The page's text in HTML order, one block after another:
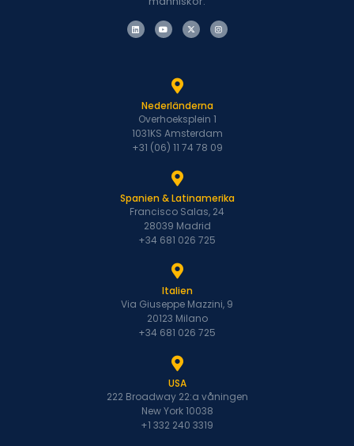
Nederländerna
Overhoeksplein 1
1031KS Amsterdam
+31 (06) 11 74 78 09
Spanien & Latinamerika
Francisco Salas, 24
28039 Madrid
+34 681 026 725
Italien
Via Giuseppe Mazzini, 9
20123 Milano
+34 681 026 725
USA
222 Broadway 22:a våningen
New York 10038
+1 332 240 3319